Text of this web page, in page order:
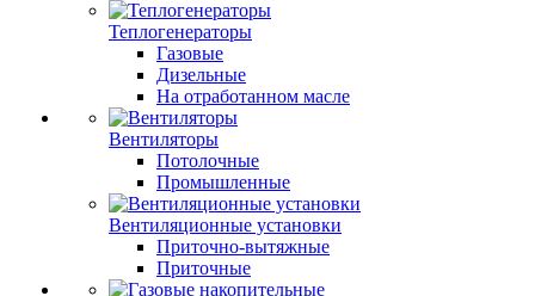
Теплогенераторы
Газовые
Дизельные
На отработанном масле
Вентиляторы
Потолочные
Промышленные
Вентиляционные установки
Приточно-вытяжные
Приточные